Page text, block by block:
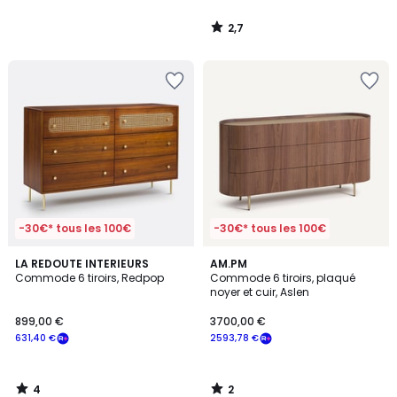
2,7
/
-30€* tous les 100€
LA REDOUTE INTERIEURS
Commode 6 tiroirs, Redpop
631,40 €
899,00 €
4
/
4
-30€* tous les 100€
AM.PM
Commode 6 tiroirs, plaqué
noyer et cuir, Aslen
2593,78 €
3700,00 €
2
/
5
2